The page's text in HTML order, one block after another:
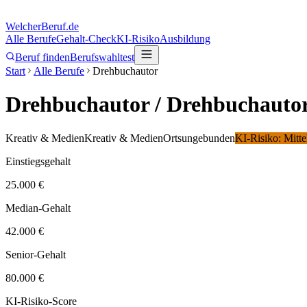
WelcherBeruf.de
Alle BerufeGehalt-CheckKI-RisikoAusbildung
Beruf findenBerufswahltest
Start
Alle Berufe Drehbuchautor
Drehbuchautor/
Kreativ & MedienKreativ & MedienOrtsungebundenKI-Risiko:
Einstiegsgehalt
25.000 €
Median-Gehalt
42.000 €
Senior-Gehalt
80.000 €
KI-Risiko-Score